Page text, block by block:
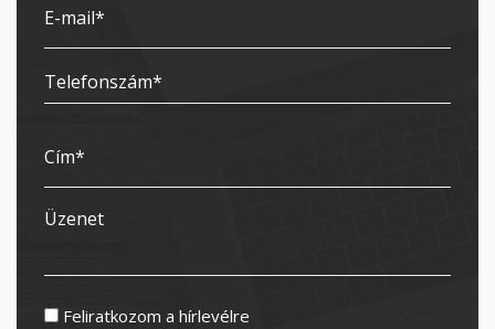
Feliratkozom a hírlevélre